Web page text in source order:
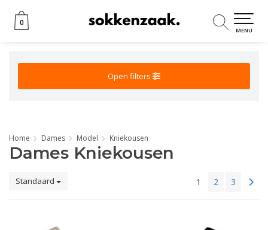
0
0
MENU
Open filters
Home Dames Model Kniekousen
Dames Kniekousen
Standaard 1 2 3